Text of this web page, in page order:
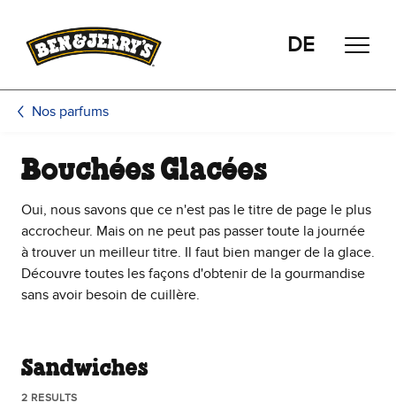
DE
Nos parfums
Bouchées Glacées
Oui, nous savons que ce n'est pas le titre de page le plus
accrocheur. Mais on ne peut pas passer toute la journée
à trouver un meilleur titre. Il faut bien manger de la glace.
Découvre toutes les façons d'obtenir de la gourmandise
sans avoir besoin de cuillère.
Sandwiches
2 RESULTS